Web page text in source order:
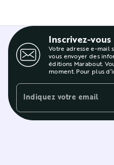
Inscrivez-
Votre adresse e-mail
vous envoyer des
éditions Marabout.
moment. Pour plus
Indiquez votre email